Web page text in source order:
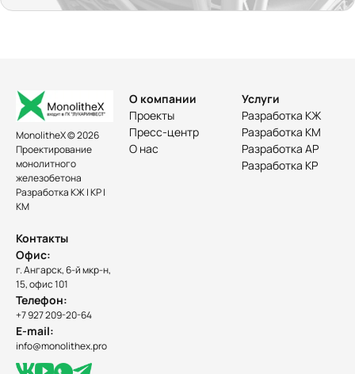
MonolitheX © 2026
Проектирование
монолитного
железобетона
Разработка КЖ | КР |
КМ
О компании
Проекты
Пресс-центр
О нас
Услуги
Разработка КЖ
Разработка КМ
Разработка АР
Разработка КР
Контакты
Офис:
г. Ангарск, 6-й мкр-н,
15, офис 101
Телефон:
+7 927 209-20-64
E-mail:
info@monolithex.pro